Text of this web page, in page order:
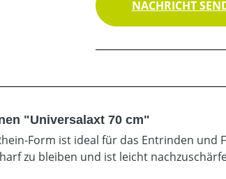
NACHRICHT
"Universalaxt 70 cm"
Form ist ideal für das Entrinden und
zu bleiben und ist leicht